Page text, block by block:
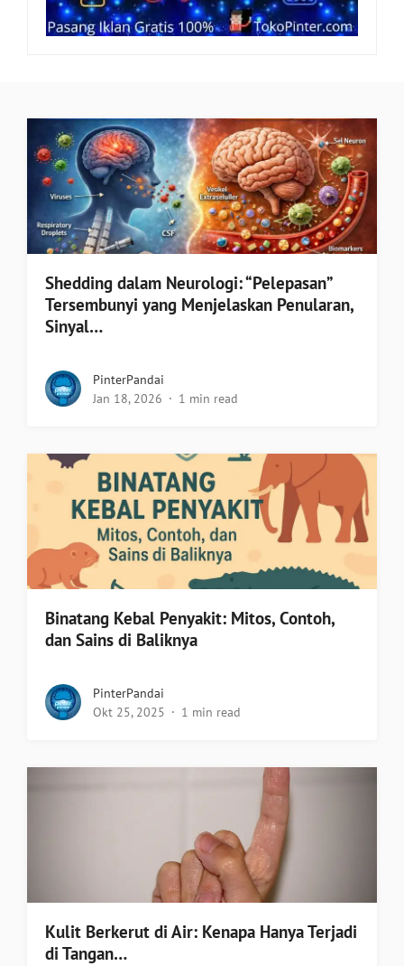
Shedding dalam Neurologi: “Pelepasan”
Tersembunyi yang Menjelaskan Penularan,
Sinyal…
PinterPandai
Jan 18, 2026
1 min read
Binatang Kebal Penyakit: Mitos, Contoh,
dan Sains di Baliknya
PinterPandai
Okt 25, 2025
1 min read
Kulit Berkerut di Air: Kenapa Hanya Terjadi
di Tangan…